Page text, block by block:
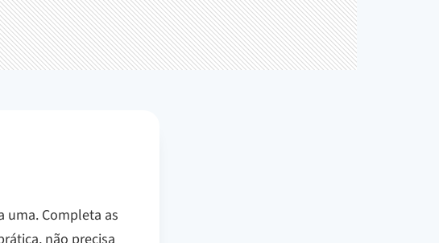
uma. Completa as